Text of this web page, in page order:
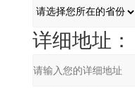
详细地址：